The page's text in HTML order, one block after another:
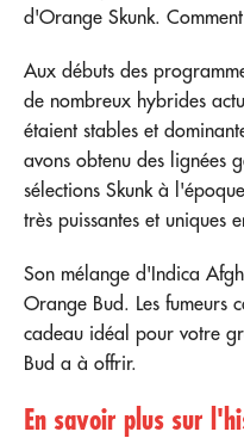
d'Orange Skunk.
Aux débuts des
de nombreux hybrides
étaient stables et
avons obtenu des lignées
sélections Skunk à
très puissantes et uniques
Son mélange d'Indica
Orange Bud. Les fumeurs
cadeau idéal pour votre
Bud a à offrir.
En savoir plus sur